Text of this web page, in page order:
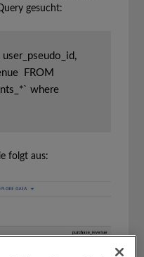
gesucht:
FROM
where
folgt aus: